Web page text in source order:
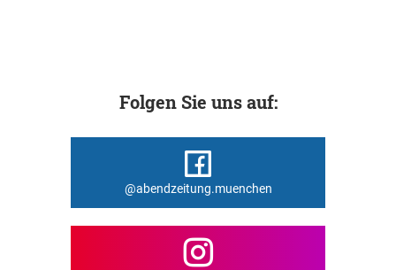
Folgen Sie uns auf:
@abendzeitung.muenchen